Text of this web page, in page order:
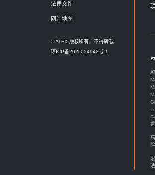
法律文件
网站地图
© ATFX 版权所有，不得转载
琼ICP备2025054942号-1